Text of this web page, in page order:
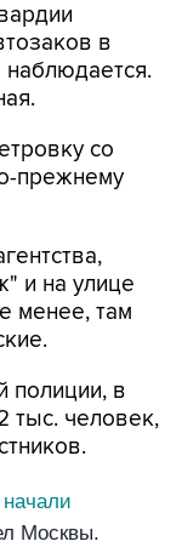
в
со
прежнему
и на улице
менее, там
полиции, в
тыс. человек,
начали
Москвы.